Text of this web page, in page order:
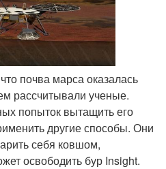
почва марса оказалась
рассчитывали ученые.
попыток вытащить его
другие способы. Они
себя ковшом,
освободить бур Insight.